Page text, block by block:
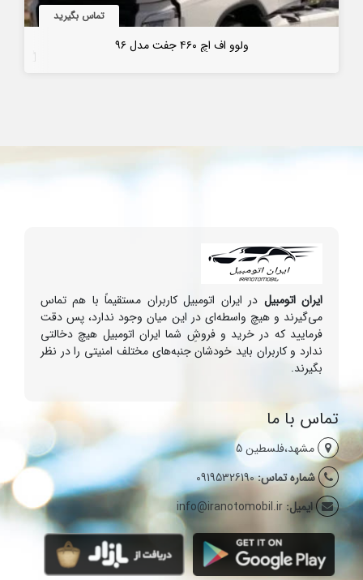
تماس بگیرید
ولوو اف اچ ۴۶۰ جفت مدل ۹۶
ایران اتومبیل در ایران اتومبیل کاربران مستقیماً با هم تماس
می‌گیرند و هیچ واسطه‌ای در این میان وجود ندارد، پس دقت
فرمایید که در خرید و فروشِ شما ایران اتومبیل هیچ دخالتی
ندارد و کاربران باید خودشان جنبه‌های مختلف امنیتی را در نظر
بگیرند.
تماس با ما
مشهد،فلسطین 5
شماره تماس:09195326190
ایمیل: info@iranotomobil.ir